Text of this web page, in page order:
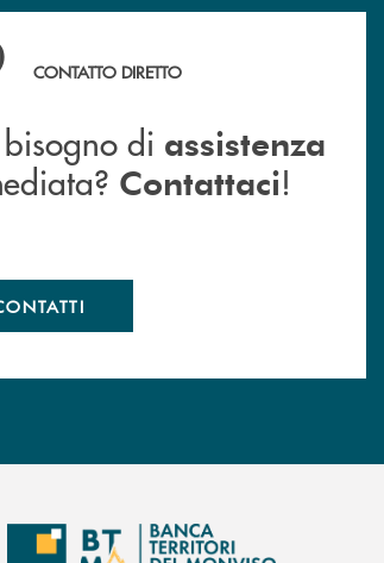
di assistenza immediata? Contattaci !
CONTATTO DIRETTO
di assistenza
Contattaci!